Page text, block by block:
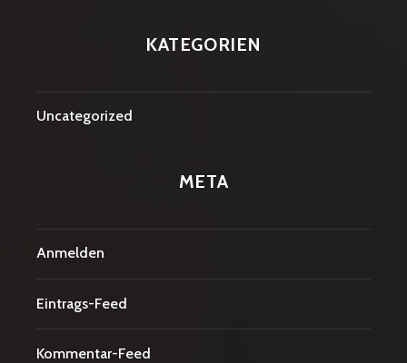
KATEGORIEN
Uncategorized
META
Anmelden
Eintrags-Feed
Kommentar-Feed